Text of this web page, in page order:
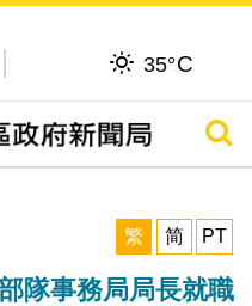
35°C
搜尋
繁
简 PT
隊事務局局長就職